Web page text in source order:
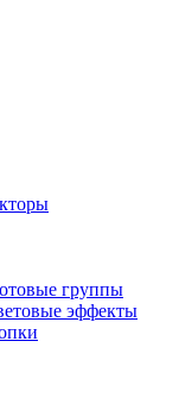
группы
эффекты